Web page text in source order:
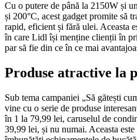
Cu o putere de până la 2150W și
și 200°C, acest gadget promite să
rapid, eficient și fără ulei. Aceasta
în care Lidl își menține clienții în
par să fie din ce în ce mai
Produse atractive la
Sub tema campaniei „Să gătești
vine cu o serie de produse
în 1 la 79,99 lei, caruselul de
39,99 lei, și nu numai. Aceasta